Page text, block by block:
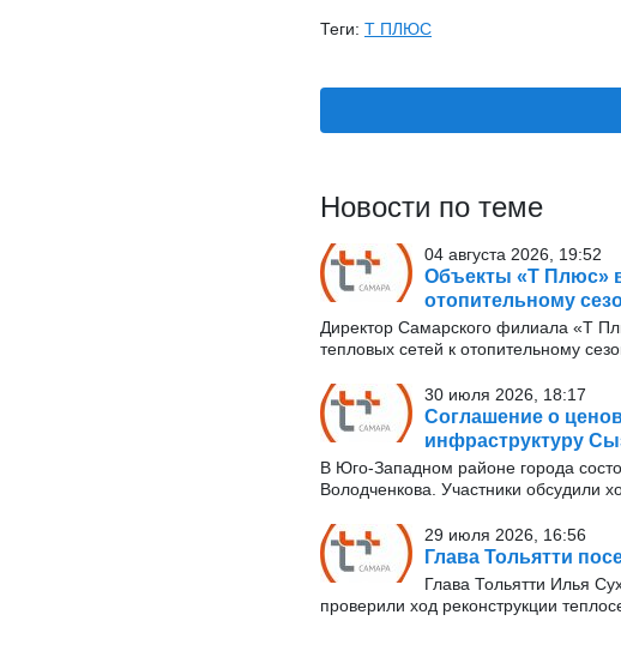
Теги: Т ПЛЮС
Новости по теме
04 августа 2026, 19:52
Объекты «Т Плюс»
отопительному
Директор Самарского филиала «Т
тепловых сетей к отопительному
30 июля 2026, 18:17
Соглашение о
инфраструктуру
В Юго-Западном районе города
Володченкова. Участники обсудили
29 июля 2026, 16:56
Глава Тольятти
Глава Тольятти Илья
проверили ход реконструкции